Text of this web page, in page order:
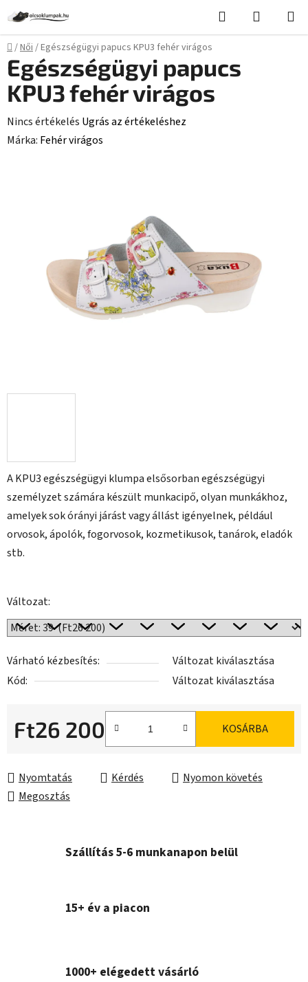
fő
tartalomhoz
Keresés KOSÁR
Kezdőlap
/Női/Egészségügyi papucs KPU3 fehér virágos
A KPU3 egészségügyi klumpa elsősorban egészségügyi
személyzet számára készült munkacipő, olyan munkákhoz,
amelyek sok órányi járást vagy állást igényelnek, például
orvosok, ápolók, fogorvosok, kozmetikusok, tanárok, eladók
stb.
Változat:
Várható kézbesítés:
Változat kiválasztása
Kód:
Változat kiválasztása
Ft26 200 KOSÁRBA
Nyomtatás Kérdés
Nyomon követés
Megosztás
Egészségügyi papucs
KPU3 fehér virágos
A
termék
Nincs értékelés Ugrás az értékeléshez
Márka: Fehér virágos
Szállítás 5-6 munkanapon belül
15+ év a piacon
1000+ elégedett vásárló